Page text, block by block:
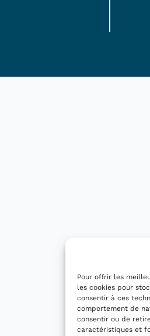
Pour offrir les
les cookies pour
consentir à ces
comportement de
consentir ou de
caractéristiques et